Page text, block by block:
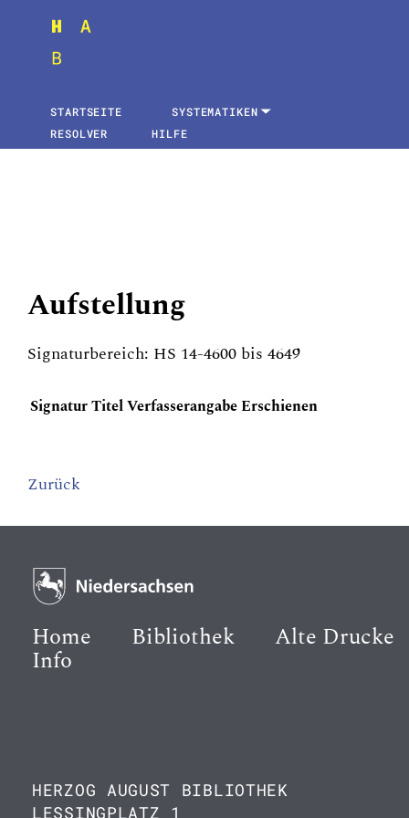
STARTSEITE
SYSTEMATIKEN
RESOLVER
HILFE
Aufstellung
Signaturbereich: HS 14-4600 bis 4649
SignaturTitelVerfasserangabeErschienen
Zurück
Home Bibliothek Alte Drucke
Info
HERZOG AUGUST BIBLIOTHEK
LESSINGPLATZ 1